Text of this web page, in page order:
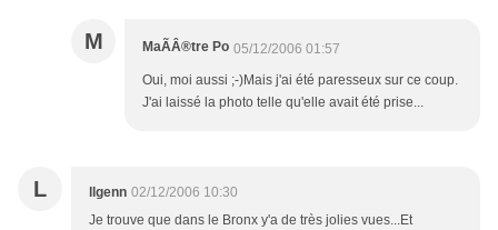
M MaÃÂ®tre Po 05/12/2006 01:57
Oui, moi aussi ;-)Mais j'ai été paresseux sur ce coup.
J'ai laissé la photo telle qu'elle avait été prise...
L llgenn 02/12/2006 10:30
Je trouve que dans le Bronx y'a de très jolies vues...Et